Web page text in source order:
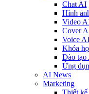
Chat AI
Hình
Video
Cover
Voice AI
Khóa
Đào tạo
Ứng
AI News
Marketing
Thiết kế